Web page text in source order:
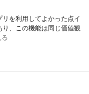
を利用してよかった点イ
、この機能は同じ価値観